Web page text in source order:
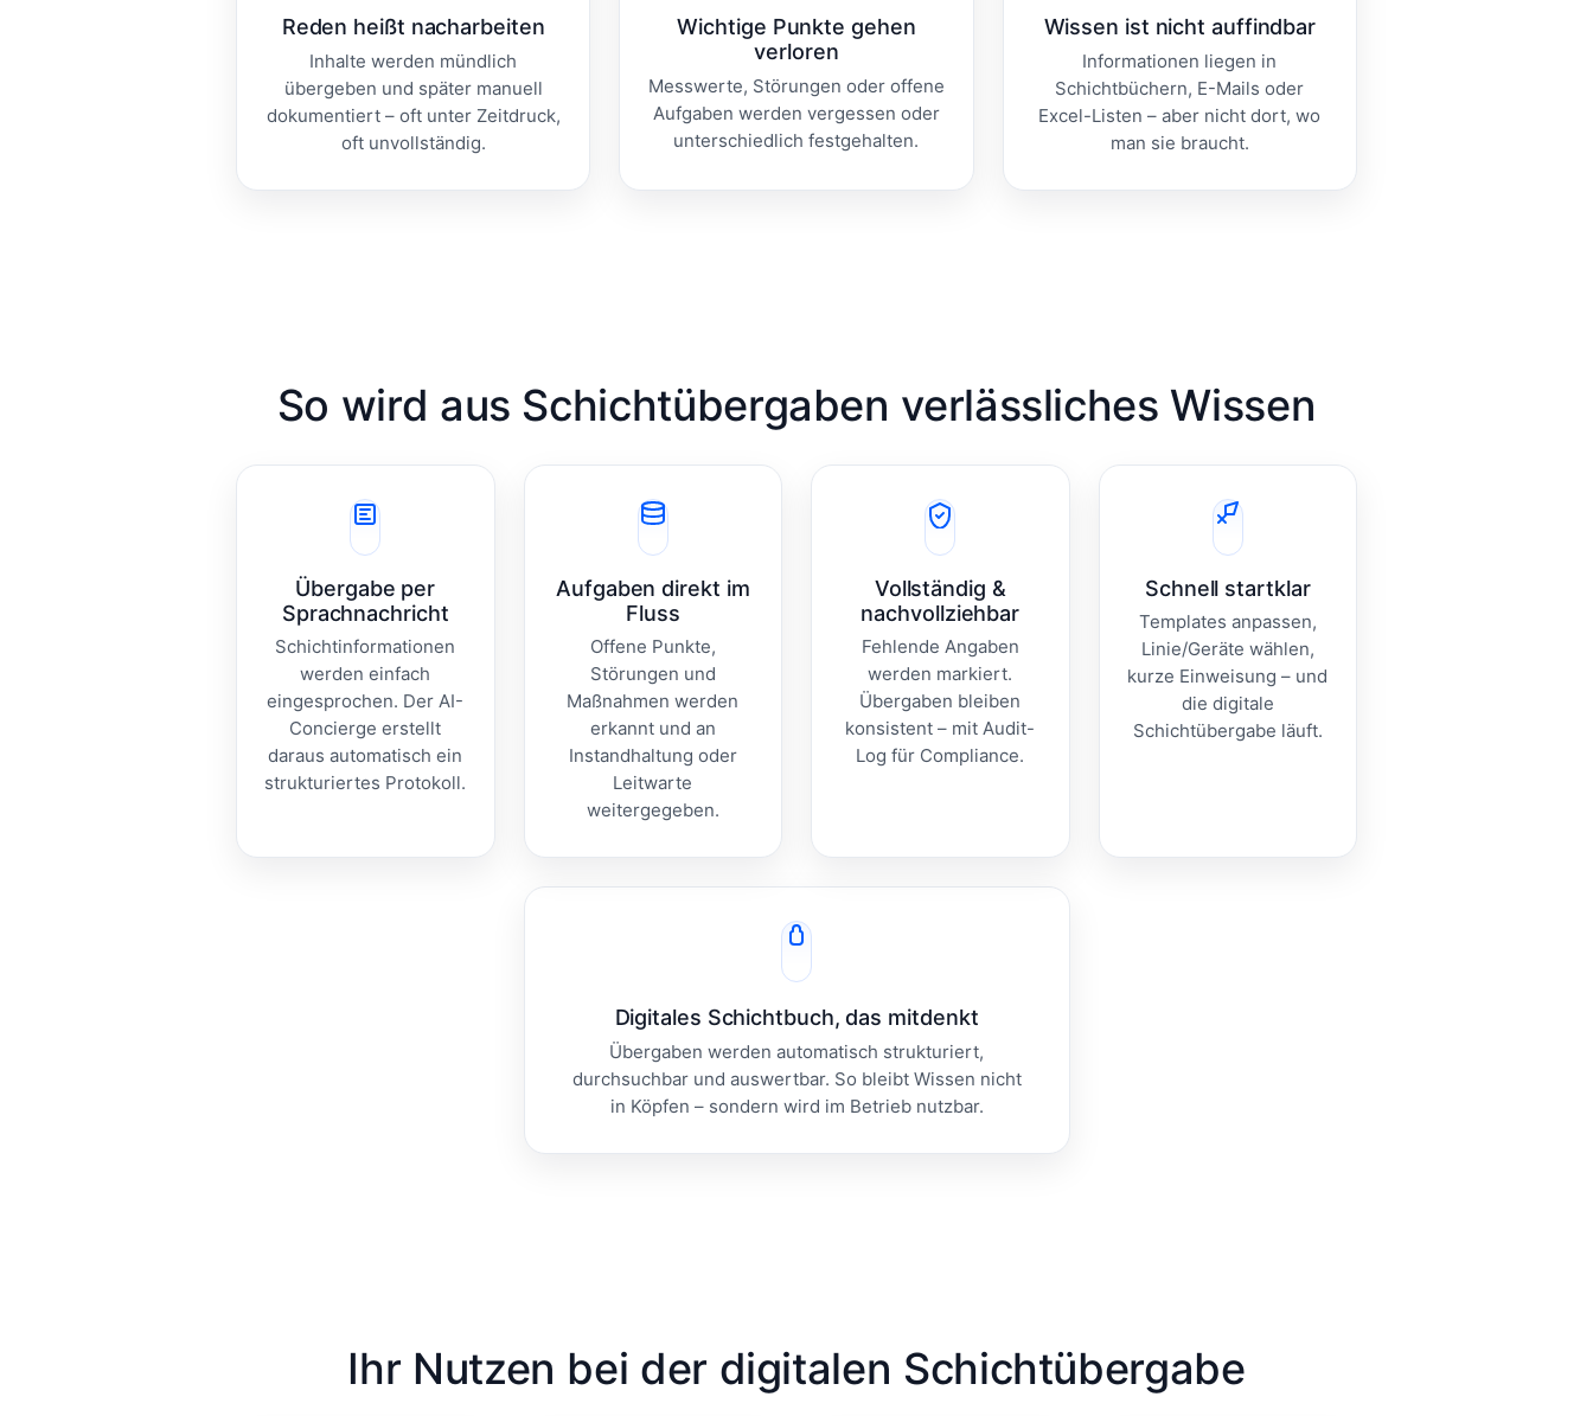
Reden heißt nacharbeiten
Inhalte werden mündlich
übergeben und später manuell
dokumentiert – oft unter Zeitdruck,
oft unvollständig.
Wichtige Punkte gehen
verloren
Messwerte, Störungen oder offene
Aufgaben werden vergessen oder
unterschiedlich festgehalten.
Wissen ist nicht auffindbar
Informationen liegen in
Schichtbüchern, E-Mails oder
Excel-Listen – aber nicht dort, wo
man sie braucht.
So wird aus Schichtübergaben verlässliches Wissen
Übergabe per
Sprachnachricht
Schichtinformationen
werden einfach
eingesprochen. Der AI-
Concierge erstellt
daraus automatisch ein
strukturiertes Protokoll.
Aufgaben direkt im
Fluss
Offene Punkte,
Störungen und
Maßnahmen werden
erkannt und an
Instandhaltung oder
Leitwarte
weitergegeben.
Vollständig &
nachvollziehbar
Fehlende Angaben
werden markiert.
Übergaben bleiben
konsistent – mit Audit-
Log für Compliance.
Schnell startklar
Templates anpassen,
Linie/Geräte wählen,
kurze Einweisung – und
die digitale
Schichtübergabe läuft.
Digitales Schichtbuch, das mitdenkt
Übergaben werden automatisch strukturiert,
durchsuchbar und auswertbar. So bleibt Wissen nicht
in Köpfen – sondern wird im Betrieb nutzbar.
Ihr Nutzen bei der digitalen Schichtübergabe